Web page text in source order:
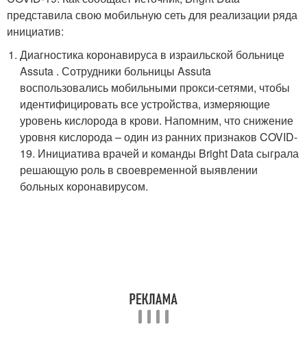
представила свою мобильную сеть для реализации ряда
инициатив:
Диагностика коронавируса в израильской больнице
Assuta . Сотрудники больницы Assuta
воспользовались мобильными прокси-сетями, чтобы
идентифицировать все устройства, измеряющие
уровень кислорода в крови. Напомним, что снижение
уровня кислорода – один из ранних признаков COVID-
19. Инициатива врачей и команды Bright Data сыграла
решающую роль в своевременной выявлении
больных коронавирусом.